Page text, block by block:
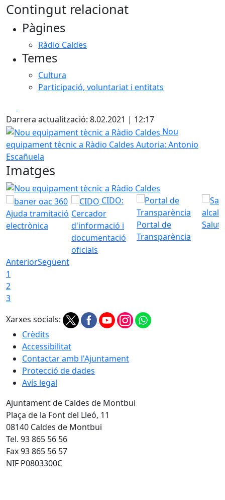
Contingut relacionat
Pàgines
Ràdio Caldes
Temes
Cultura
Participació, voluntariat i entitats
Darrera actualització: 8.02.2021 | 12:17
Nou equipament tècnic a Ràdio Caldes
Nou
equipament tècnic a Ràdio Caldes Autoria: Antonio
Escañuela
Imatges
Nou equipament tècnic a Ràdio Caldes
Ajuda tramitació
electrònica
CIDO:
Cercador
d'informació i
documentació
oficials
Portal de
Transparència
AnteriorSegüent
1
2
3
Xarxes socials:
Crèdits
Accessibilitat
Contactar amb l'Ajuntament
Protecció de dades
Avís legal
Ajuntament de Caldes de Montbui
Plaça de la Font del Lleó, 11
08140 Caldes de Montbui
Tel. 93 865 56 56
Fax 93 865 56 57
NIF P0803300C